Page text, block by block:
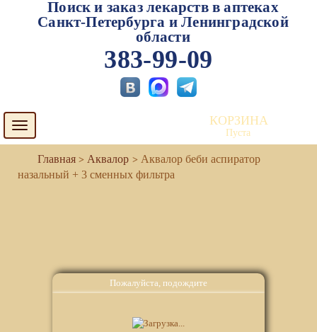
Пожалуйста, подождите
Поиск и заказ лекарств в аптеках
Санкт-Петербурга и Ленинградской
области
383-99-09
Toggle
navigation
КОРЗИНА
Пуста
Аквалор
Аквалор беби аспиратор
назальный + 3 сменных фильтра